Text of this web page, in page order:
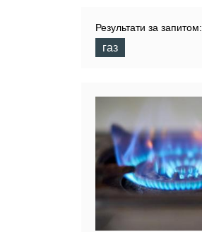
Результати за запитом:
газ